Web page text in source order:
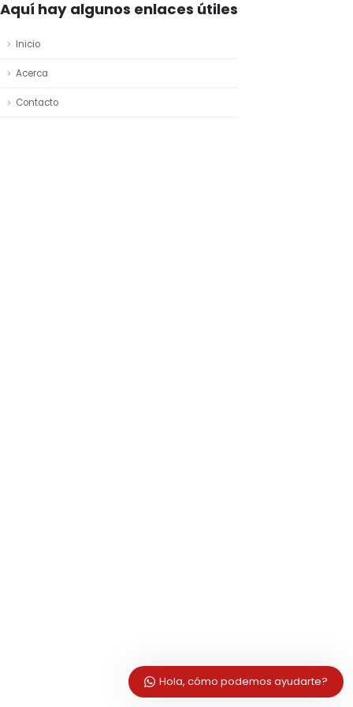
Aquí hay algunos enlaces útiles
Inicio
Acerca
Contacto
Hola, cómo podemos ayudarte?